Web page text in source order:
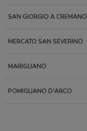
SAN GIORGIO A CREMANO
MERCATO SAN SEVERINO
MARIGLIANO
POMIGLIANO D'ARCO